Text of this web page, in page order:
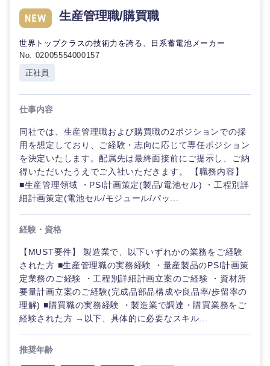
生産管理職/購買職
世界トップクラスの技術力を誇る、日系蓄電池メーカー
No. 02005554000157
正社員
仕事内容
同社では、生産管理職および購買職の2ポジションでの採
用を想定しており、ご経験・志向に応じて専任ポジション
を決定いたします。配属先は最終面接前にご提示し、ご納
得いただいたうえでご入社いただきます。 【職務内容】
■生産管理領域 ・PSI計画策定(製品/電池セル) ・工程別詳
細計画策定(電池セル/モジュール/パッ...
経験・資格
【MUST要件】 製造業で、以下いずれかの業務をご経験
された方 ■生産管理職の実務経験 ・量産製品のPSI計画策
定業務のご経験 ・工程別詳細計画立案のご経験 ・資材所
要量計画立案のご経験(完成品部品構成や良品率/歩留率の
理解) ■購買職の実務経験 ・製造業で調達・購買業務をご
経験された方 →以下、具体的に必要なスキル...
推奨年齢